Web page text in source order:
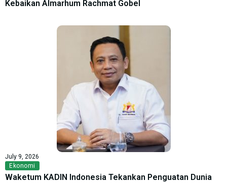
Kebaikan Almarhum Rachmat Gobel
July 9, 2026
Ekonomi
Waketum KADIN Indonesia Tekankan Penguatan Dunia